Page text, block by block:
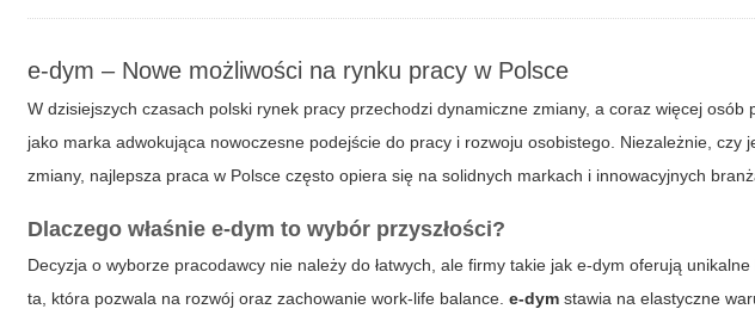
e-dym – Nowe możliwości na rynku pracy w Polsce
W dzisiejszych czasach polski rynek pracy przechodzi dynamiczne zmiany, a coraz więcej
jako marka adwokująca nowoczesne podejście do pracy i rozwoju osobistego. Niezależnie, czy
zmiany, najlepsza praca w Polsce często opiera się na solidnych markach i innowacyjnych
Dlaczego właśnie e-dym to wybór przyszłości?
Decyzja o wyborze pracodawcy nie należy do łatwych, ale firmy takie jake-dym oferują unikalne
ta, która pozwala na rozwój oraz zachowanie work-life balance.e-dym stawia na elastyczne